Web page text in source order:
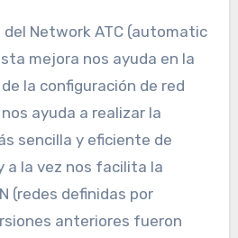
Network ATC (automatic
mejora nos ayuda en la
la configuración de red
ayuda a realizar la
sencilla y eficiente de
a la vez nos facilita la
(redes definidas por
anteriores fueron